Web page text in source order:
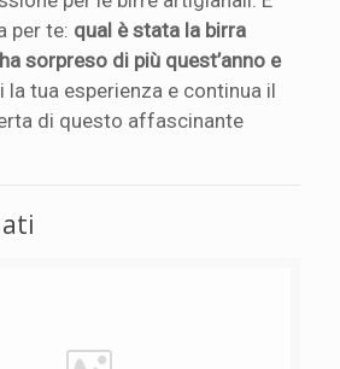
per te: qual è stata la birra
sorpreso di più quest’anno e
tua esperienza e continua il
di questo affascinante